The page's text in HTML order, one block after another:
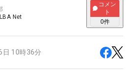
Net
コメン
ト
0件
日 10時36分